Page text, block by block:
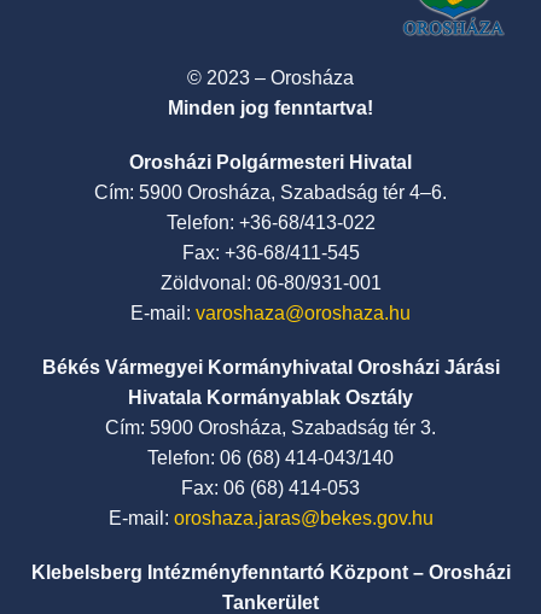
© 2023 – Orosháza
Minden jog fenntartva!
Orosházi Polgármesteri Hivatal
Cím: 5900 Orosháza, Szabadság tér 4–6.
Telefon: +36-68/413-022
Fax: +36-68/411-545
Zöldvonal: 06-80/931-001
E-mail: varoshaza@oroshaza.hu
Békés Vármegyei Kormányhivatal Orosházi Járási
Hivatala Kormányablak Osztály
Cím: 5900 Orosháza, Szabadság tér 3.
Telefon: 06 (68) 414-043/140
Fax: 06 (68) 414-053
E-mail: oroshaza.jaras@bekes.gov.hu
Klebelsberg Intézményfenntartó Központ – Orosházi
Tankerület